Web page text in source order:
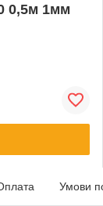
0,5м 1мм
Умови